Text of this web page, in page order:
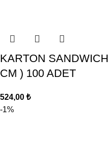
KARTON
CM ) 100 ADET
524,00 ₺
-1%